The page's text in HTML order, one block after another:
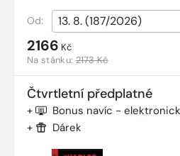
Od:
2166 Kč
Na stánku:2173 Kč
Čtvrtletní předplatné
+ Bonus navíc -
+ Dárek